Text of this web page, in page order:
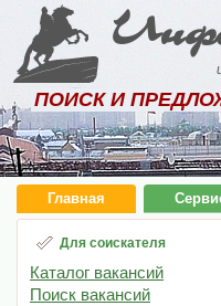
ПОИСК И
Главная
Для соискателя
Каталог вакансий
Поиск вакансий